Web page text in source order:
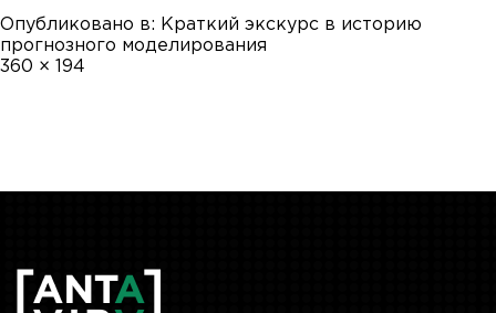
Опубликовано в: Краткий экскурс в историю
прогнозного моделирования
Полный
360 × 194